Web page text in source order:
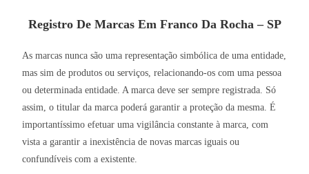
Registro De Marcas Em Franco Da Rocha – SP
As marcas nunca são uma representação simbólica de uma entidade,
mas sim de produtos ou serviços, relacionando-os com uma pessoa
ou determinada entidade. A marca deve ser sempre registrada. Só
assim, o titular da marca poderá garantir a proteção da mesma. É
importantíssimo efetuar uma vigilância constante à marca, com
vista a garantir a inexistência de novas marcas iguais ou
confundíveis com a existente.